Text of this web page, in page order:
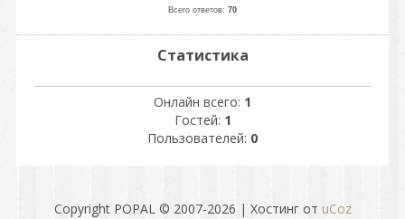
Всего ответов: 70
Статистика
Онлайн всего: 1
Гостей: 1
Пользователей: 0
Copyright POPAL © 2007-2026 | Хостинг от uCoz